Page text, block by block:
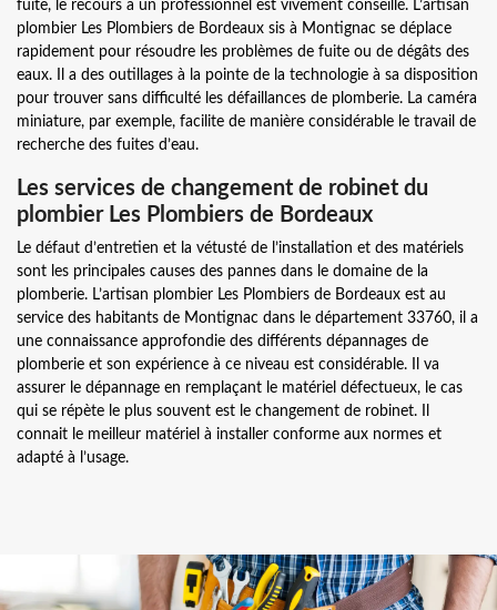
fuite, le recours à un professionnel est vivement conseillé. L’artisan
plombier Les Plombiers de Bordeaux sis à Montignac se déplace
rapidement pour résoudre les problèmes de fuite ou de dégâts des
eaux. Il a des outillages à la pointe de la technologie à sa disposition
pour trouver sans difficulté les défaillances de plomberie. La caméra
miniature, par exemple, facilite de manière considérable le travail de
recherche des fuites d’eau.
Les services de changement de robinet du
plombier Les Plombiers de Bordeaux
Le défaut d’entretien et la vétusté de l’installation et des matériels
sont les principales causes des pannes dans le domaine de la
plomberie. L’artisan plombier Les Plombiers de Bordeaux est au
service des habitants de Montignac dans le département 33760, il a
une connaissance approfondie des différents dépannages de
plomberie et son expérience à ce niveau est considérable. Il va
assurer le dépannage en remplaçant le matériel défectueux, le cas
qui se répète le plus souvent est le changement de robinet. Il
connait le meilleur matériel à installer conforme aux normes et
adapté à l’usage.